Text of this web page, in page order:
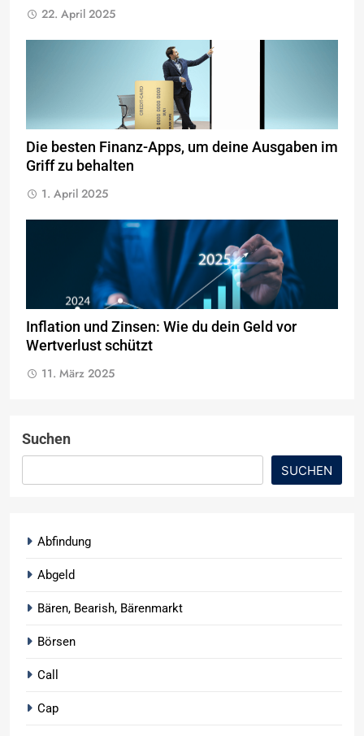
22. April 2025
Die besten Finanz-Apps, um deine Ausgaben im
Griff zu behalten
1. April 2025
Inflation und Zinsen: Wie du dein Geld vor
Wertverlust schützt
11. März 2025
Suchen
SUCHEN
Abfindung
Abgeld
Bären, Bearish, Bärenmarkt
Börsen
Call
Cap